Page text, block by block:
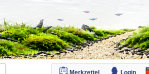
Merkzettel Login